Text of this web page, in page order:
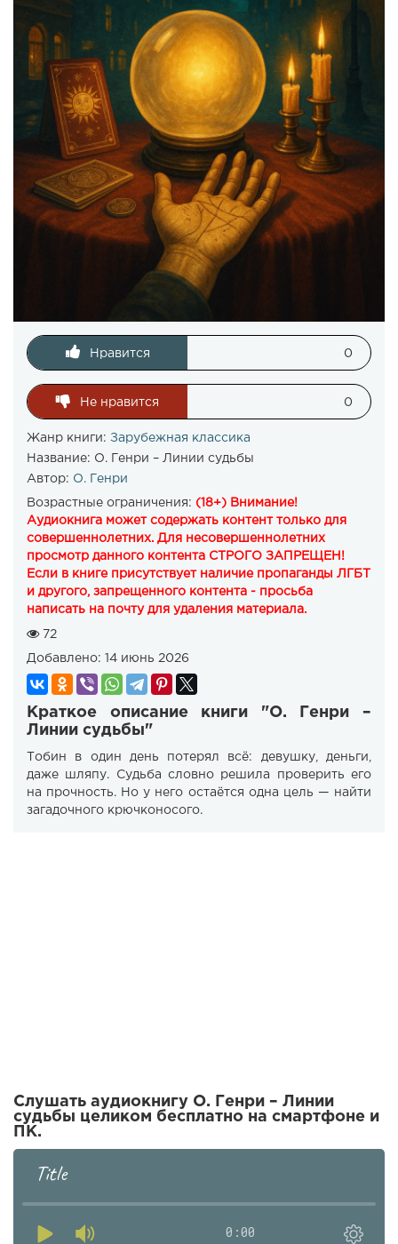
Нравится 0
Не нравится 0
Жанр книги: Зарубежная классика
Название: О. Генри – Линии судьбы
Автор: О. Генри
Возрастные ограничения: (18+) Внимание!
Аудиокнига может содержать контент только для
совершеннолетних. Для несовершеннолетних
просмотр данного контента СТРОГО ЗАПРЕЩЕН!
Если в книге присутствует наличие пропаганды ЛГБТ
и другого, запрещенного контента - просьба
написать на почту для удаления материала.
72
Добавлено: 14 июнь 2026
Краткое описание книги "О. Генри –
Линии судьбы"
Тобин в один день потерял всё: девушку, деньги,
даже шляпу. Судьба словно решила проверить его
на прочность. Но у него остаётся одна цель — найти
загадочного крючконосого.
Слушать аудиокнигу О. Генри – Линии
судьбы целиком бесплатно на смартфоне и
ПК.
Title
0:00